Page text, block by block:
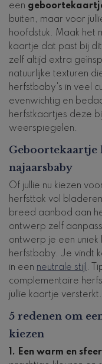
een
buiten, maar voor
hoofdstuk. Maak het
kaartje dat past bij
zelf altijd extra
natuurlijke texturen
herfstbaby's in veel
evenwichtig en
herfstkaartjes deze
weerspiegelen.
najaarsbaby
Of jullie nu kiezen
herfsttak vol
breed aanbod aan
ontwerp zelf
ontwerp je een
herfstbaby. Je vindt
in een neutrale stijl .
complementaire
jullie kaartje versterkt.
5 redenen om
kiezen
1. Een warm en